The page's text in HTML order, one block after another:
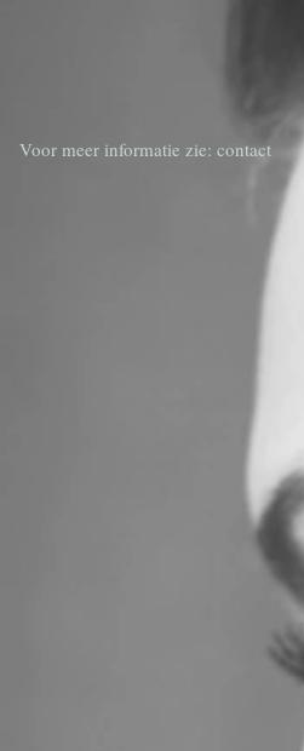
Voor meer informatie zie: contact